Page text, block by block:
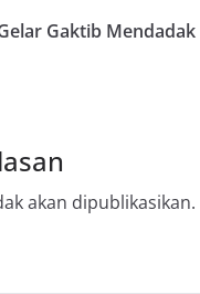
Gaktib Mendadak
akan dipublikasikan.